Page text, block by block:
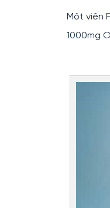
Một viên
1000mg